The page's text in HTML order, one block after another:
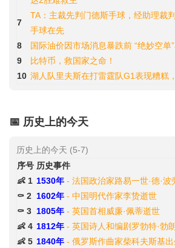
7
TA：主裁先判门德斯手球，经助理裁
手球在先
8 国际油价因市场消息暴跌前 “绝妙空单
9
比特币，救国家之命！
10 湖人队里夫斯在打雷霆队G1表现糟糕
📅 历史上的今天
历史上的今天 (5-7)
序号 历史事件
👶 1 1530年 - 法国政治家路易一世·德·波
⚰️ 2 1602年 - 中国明代作家李贽逝世
⚰️ 3 1805年 - 英国首相威廉·佩蒂逝世
👶 4 1812年 - 英国诗人和编剧罗勃特·勃
👶 5 1840年 - 俄罗斯作曲家柴科夫斯基出